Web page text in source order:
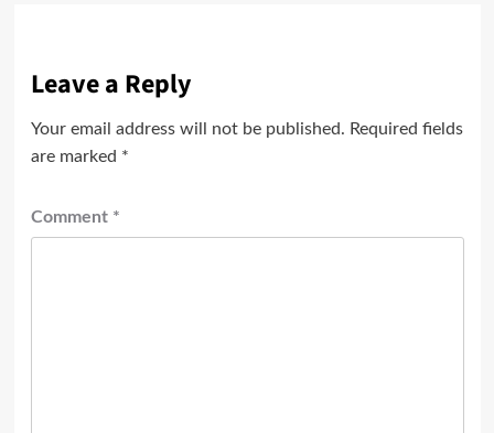
Leave a Reply
Your email address will not be published. Required fields
are marked *
Comment *